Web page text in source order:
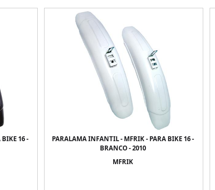
16 -
PARALAMA INFANTIL - MFRIK - PARA BIKE 16 -
BRANCO - 2010
MFRIK